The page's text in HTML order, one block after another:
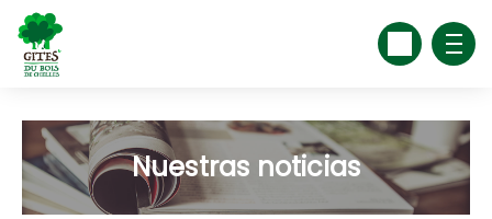
Nuestras noticias